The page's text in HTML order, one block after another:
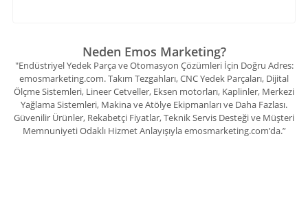
Neden Emos Marketing?
"Endüstriyel Yedek Parça ve Otomasyon Çözümleri İçin Doğru Adres:
emosmarketing.com. Takım Tezgahları, CNC Yedek Parçaları, Dijital
Ölçme Sistemleri, Lineer Cetveller, Eksen motorları, Kaplinler, Merkezi
Yağlama Sistemleri, Makina ve Atölye Ekipmanları ve Daha Fazlası.
Güvenilir Ürünler, Rekabetçi Fiyatlar, Teknik Servis Desteği ve Müşteri
Memnuniyeti Odaklı Hizmet Anlayışıyla emosmarketing.com’da.”